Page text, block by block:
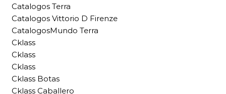
Catalogos Terra
Catalogos Vittorio D Firenze
CatalogosMundo Terra
Cklass
Cklass
Cklass
Cklass Botas
Cklass Caballero